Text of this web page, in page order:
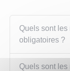
Quels sont
obligatoires ?
Quels sont